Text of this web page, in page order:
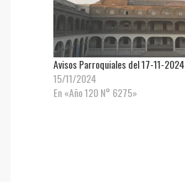
Avisos Parroquiales del 17-11-2024
15/11/2024
En «Año 120 N° 6275»